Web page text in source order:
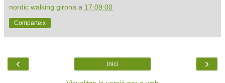
nordic walking girona a 17:09:00
Comparteix
‹ ›
Inici